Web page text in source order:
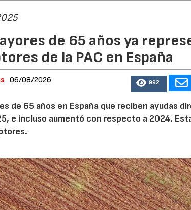
de 65 años ya
de la PAC en España
06/08/2026 992
de 65 años en España que reciben ayudas
e incluso aumentó con respecto a 2024.